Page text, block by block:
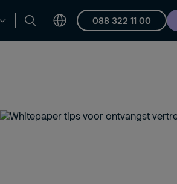
088 322 11 00
ondersteuning Vacatures